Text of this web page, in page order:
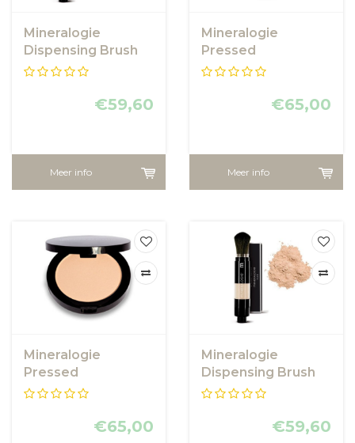
Mineralogie
Dispensing Brush
Foundation - Deep
€59,60
Meer info
Mineralogie
Pressed
Foundation - Soft
€65,00
Meer info
Mineralogie
Pressed
Foundation -
€65,00
Mineralogie
Dispensing Brush
Foundation - Soft
€59,60